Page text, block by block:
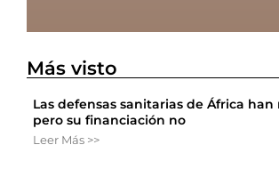
Más visto
Las defensas sanitarias de África han
pero su financiación no
Leer Más >>